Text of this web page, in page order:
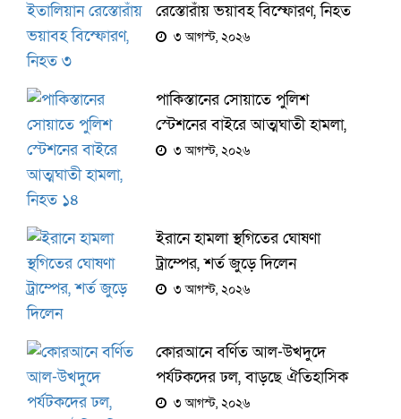
রেস্তোরাঁয় ভয়াবহ বিস্ফোরণ, নিহত
৩ ৩ আগস্ট, ২০২৬
পাকিস্তানের সোয়াতে পুলিশ
স্টেশনের বাইরে আত্মঘাতী হামলা,
নিহত ১৪
৩ আগস্ট, ২০২৬
ইরানে হামলা স্থগিতের ঘোষণা
ট্রাম্পের, শর্ত জুড়ে দিলেন
৩ আগস্ট, ২০২৬
কোরআনে বর্ণিত আল-উখদুদে
পর্যটকদের ঢল, বাড়ছে ঐতিহাসিক
স্থানের জনপ্রিয়তা
৩ আগস্ট, ২০২৬